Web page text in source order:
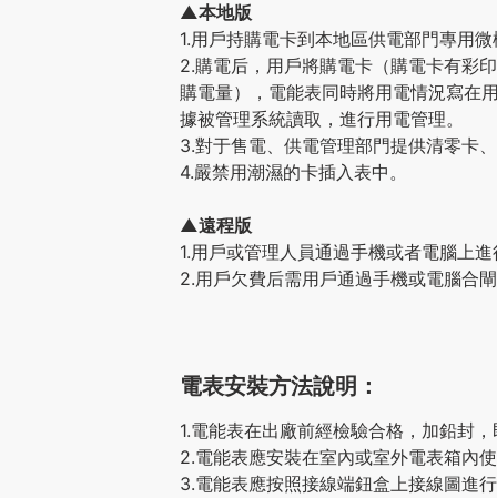
電表安裝方法說明：
▲本地版
1.用戶持購電卡到本地區供電部門專用
2.購電后，用戶將購電卡（購電卡有彩
購電量），電能表同時將用電情況寫在
據被管理系統讀取，進行用電管理。
3.對于售電、供電管理部門提供清零卡
4.嚴禁用潮濕的卡插入表中。
▲遠程版
1.用戶或管理人員通過手機或者電腦上
2.用戶欠費后需用戶通過手機或電腦合
1.電能表在出廠前經檢驗合格，加鉛封
2.電能表應安裝在室內或室外電表箱內
3.電能表應按照接線端鈕盒上接線圖進